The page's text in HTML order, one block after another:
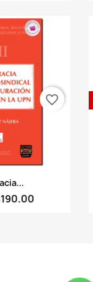
favorite_border